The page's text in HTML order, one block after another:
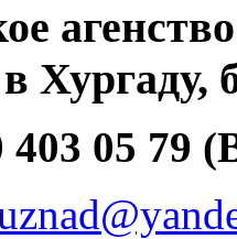
Хургаду,
403 05 79